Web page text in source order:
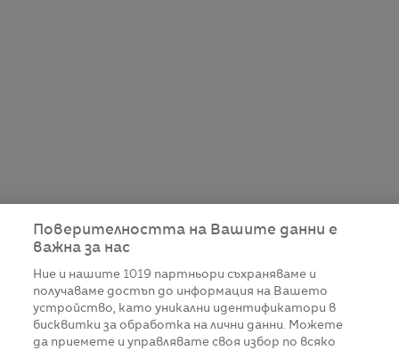
Поверителността на Вашите данни е
важна за нас
Ние и нашите 1019 партньори съхраняваме и
получаваме достъп до информация на Вашето
устройство, като уникални идентификатори в
бисквитки за обработка на лични данни. Можете
да приемете и управлявате своя избор по всяко